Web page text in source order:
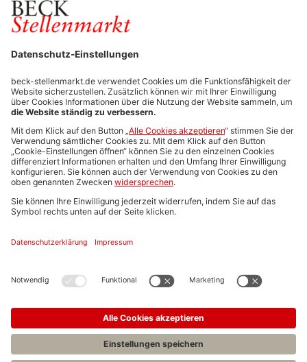
FÜR ARBEITGEBER
Stellenmarktpreise
Anzeigen-AGB
Media-Daten
Newsletteranmeldung
Produktübersicht
ALLGEMEIN
FAQs
Impressum
Stellenangebote C.H.BECK